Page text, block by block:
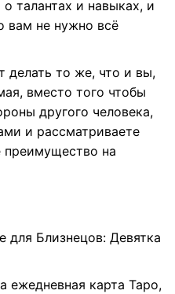
талантах и ​​навыках, и
вам не нужно всё
делать то же, что и вы,
вместо того чтобы
другого человека,
и рассматриваете
преимущество на
для Близнецов: Девятка
ежедневная карта Таро,